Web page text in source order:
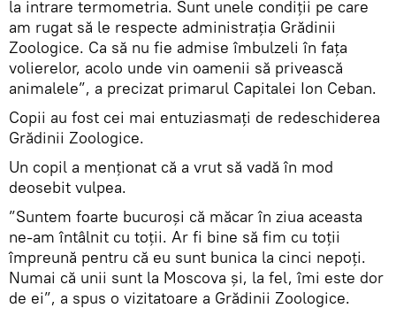
la intrare termometria. Sunt unele condiții pe care
am rugat să le respecte administrația Grădinii
Zoologice. Ca să nu fie admise îmbulzeli în fața
volierelor, acolo unde vin oamenii să privească
animalele”, a precizat primarul Capitalei Ion Ceban.
Copii au fost cei mai entuziasmați de redeschiderea
Grădinii Zoologice.
Un copil a menționat că a vrut să vadă în mod
deosebit vulpea.
”Suntem foarte bucuroși că măcar în ziua aceasta
ne-am întâlnit cu toții. Ar fi bine să fim cu toții
împreună pentru că eu sunt bunica la cinci nepoți.
Numai că unii sunt la Moscova și, la fel, îmi este dor
de ei”, a spus o vizitatoare a Grădinii Zoologice.